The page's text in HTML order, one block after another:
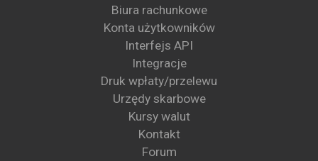
Biura rachunkowe
Konta użytkowników
Interfejs API
Integracje
Druk wpłaty/przelewu
Urzędy skarbowe
Kursy walut
Kontakt
Forum